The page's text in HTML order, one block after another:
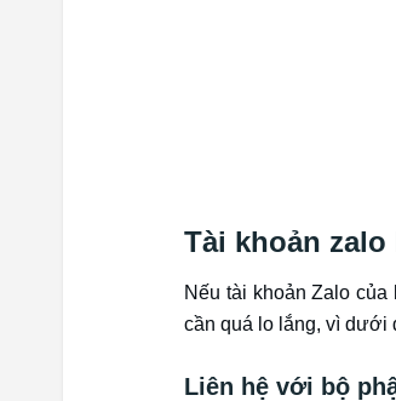
Tài khoản
Nếu tài khoản Zalo
cần quá lo lắng, vì dưới
Liên hệ với bộ